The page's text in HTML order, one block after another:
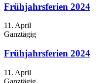
Frühjahrsferien 2024
11. April
Ganztägig
Frühjahrsferien 2024
11. April
Ganztägig